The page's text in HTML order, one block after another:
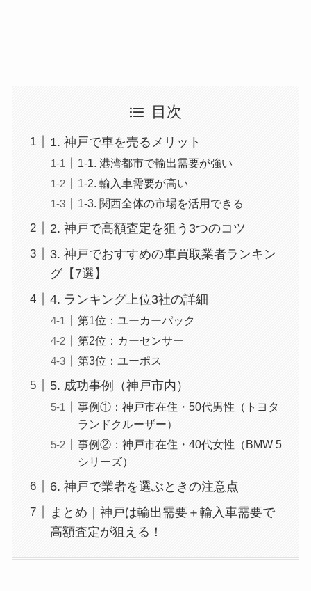
目次
1. 神戸で車を売るメリット
1-1. 港湾都市で輸出需要が強い
1-2. 輸入車需要が高い
1-3. 関西全体の市場を活用できる
2. 神戸で高額査定を狙う3つのコツ
3. 神戸でおすすめの車買取業者ランキン
グ【7選】
4. ランキング上位3社の詳細
第1位：ユーカーパック
第2位：カーセンサー
第3位：ユーポス
5. 成功事例（神戸市内）
事例①：神戸市在住・50代男性（トヨタ
ランドクルーザー）
事例②：神戸市在住・40代女性（BMW 5
シリーズ）
6. 神戸で業者を選ぶときの注意点
まとめ｜神戸は輸出需要＋輸入車需要で
高額査定が狙える！